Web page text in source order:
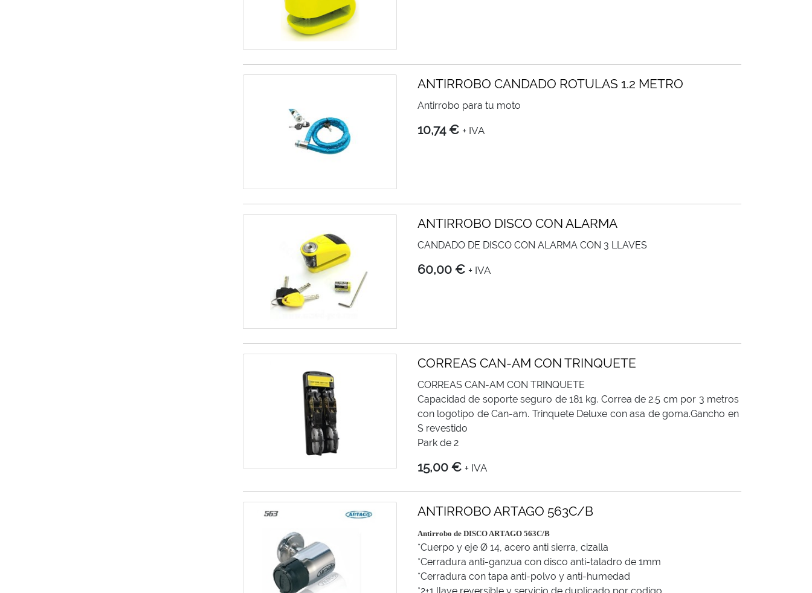
ANTIRROBO CANDADO ROTULAS 1.2 METRO
Antirrobo para tu moto
10,74 € + IVA
ANTIRROBO DISCO CON ALARMA
CANDADO DE DISCO CON ALARMA CON 3 LLAVES
60,00 € + IVA
CORREAS CAN-AM CON TRINQUETE
CORREAS CAN-AM CON TRINQUETE
Capacidad de soporte seguro de 181 kg. Correa de 2.5 cm por 3 metros
con logotipo de Can-am. Trinquete Deluxe con asa de goma.Gancho en
S revestido
Park de 2
15,00 € + IVA
ANTIRROBO ARTAGO 563C/B
Antirrobo de DISCO ARTAGO 563C/B
*Cuerpo y eje Ø 14, acero anti sierra, cizalla
*Cerradura anti-ganzua con disco anti-taladro de 1mm
*Cerradura con tapa anti-polvo y anti-humedad